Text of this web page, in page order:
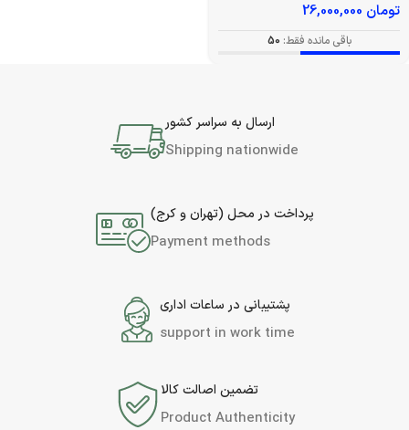
تومان
باقی مانده فقط: 50
ارسال به سراسر کشور
Shipping nationwide
پرداخت در محل (تهران و کرج)
Payment methods
پشتیبانی در ساعات اداری
support in work time
تضمین اصالت کالا
Product Authenticity